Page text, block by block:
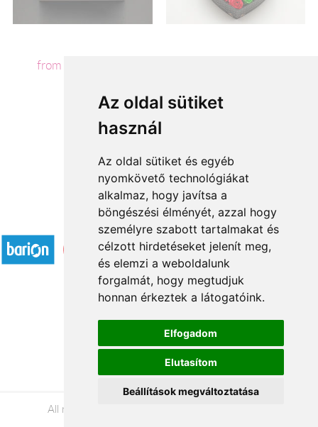
Az oldal sütiket
használ
Az oldal sütiket és egyéb
nyomkövető technológiákat
alkalmaz, hogy javítsa a
böngészési élményét, azzal hogy
személyre szabott tartalmakat és
célzott hirdetéseket jelenít meg,
és elemzi a weboldalunk
forgalmát, hogy megtudjuk
honnan érkeztek a látogatóink.
Elfogadom
Elutasítom
Beállítások megváltoztatása
from HUF11,600
1 2
Accepted payment methods
Á.SZ.F.
Impresszum
Adatkezelési tájékoztató
All rights reserved © 2026 |